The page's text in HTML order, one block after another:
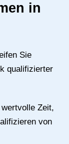
in
Sie
qualifizierter
Zeit,
von